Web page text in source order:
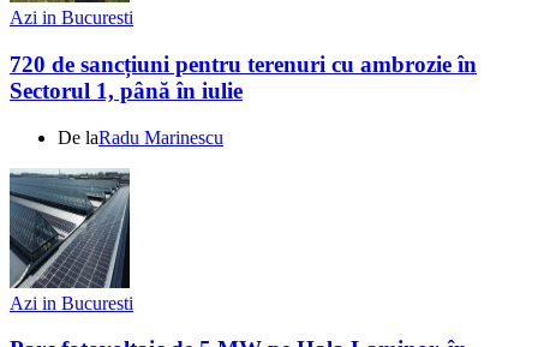
Azi in Bucuresti
720 de sancțiuni pentru terenuri cu ambrozie în
Sectorul 1, până în iulie
De laRadu Marinescu
Azi in Bucuresti